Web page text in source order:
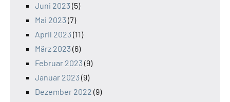
Juni 2023(5)
Mai 2023(7)
April 2023(11)
März 2023(6)
Februar 2023(9)
Januar 2023(9)
Dezember 2022 (9)